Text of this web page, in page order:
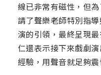
線已非常有磁性，但
請了聲樂老師特別指
演的引領，最終呈現
仁還表示接下來戲劇
經驗，用聲音就足夠震